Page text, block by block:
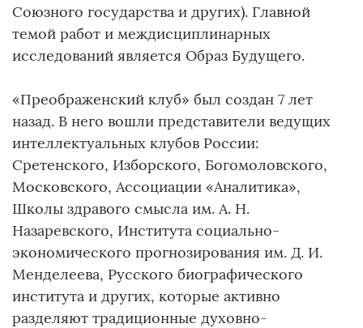
Союзного государства и других). Главной
темой работ и междисциплинарных
исследований является Образ Будущего.
«Преображенский клуб» был создан 7 лет
назад. В него вошли представители ведущих
интеллектуальных клубов России:
Сретенского, Изборского, Богомоловского,
Московского, Ассоциации «Аналитика»,
Школы здравого смысла им. А. Н.
Назаревского, Института социально-
экономического прогнозирования им. Д. И.
Менделеева, Русского биографического
института и других, которые активно
разделяют традиционные духовно-